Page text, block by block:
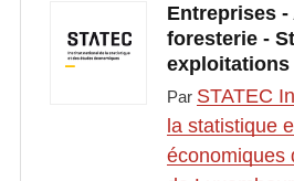
Entreprises
foresterie -
Par STATEC
la statistique
économiques